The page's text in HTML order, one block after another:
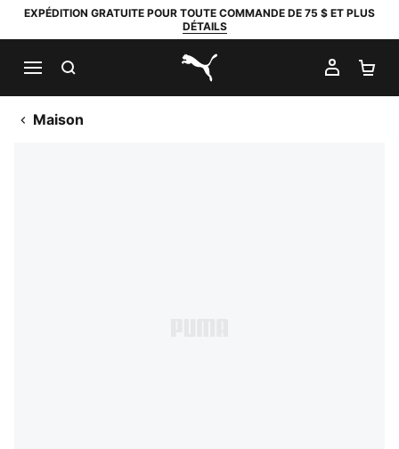
EXPÉDITION GRATUITE POUR TOUTE COMMANDE DE 75 $ ET PLUS
DÉTAILS
PUMA.com
MON
Maison